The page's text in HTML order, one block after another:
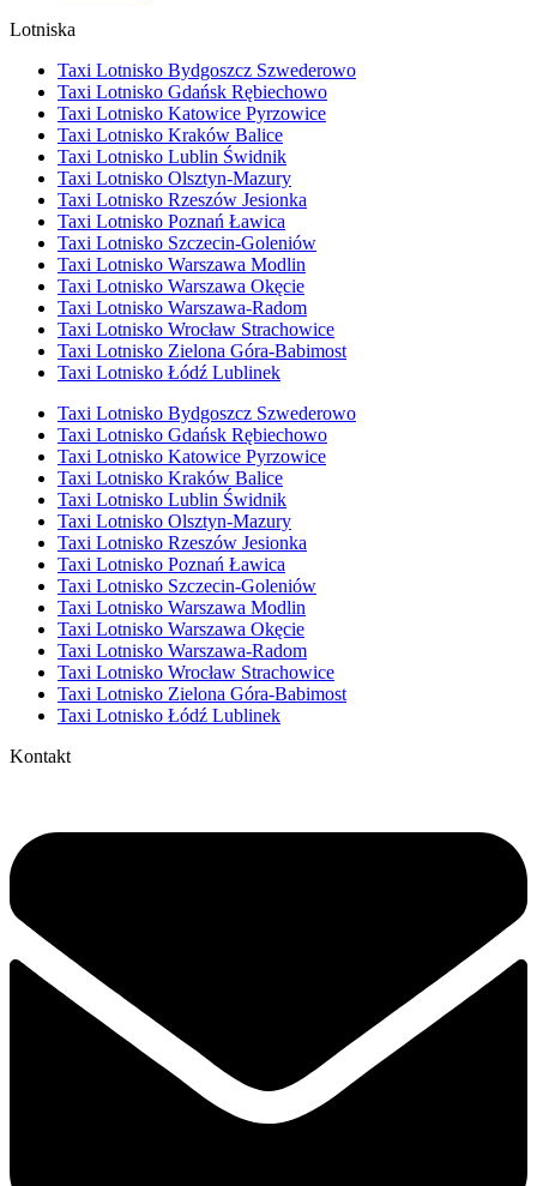
Lotniska
Taxi Lotnisko Bydgoszcz Szwederowo
Taxi Lotnisko Gdańsk Rębiechowo
Taxi Lotnisko Katowice Pyrzowice
Taxi Lotnisko Kraków Balice
Taxi Lotnisko Lublin Świdnik
Taxi Lotnisko Olsztyn-Mazury
Taxi Lotnisko Rzeszów Jesionka
Taxi Lotnisko Poznań Ławica
Taxi Lotnisko Szczecin-Goleniów
Taxi Lotnisko Warszawa Modlin
Taxi Lotnisko Warszawa Okęcie
Taxi Lotnisko Warszawa-Radom
Taxi Lotnisko Wrocław Strachowice
Taxi Lotnisko Zielona Góra-Babimost
Taxi Lotnisko Łódź Lublinek
Taxi Lotnisko Bydgoszcz Szwederowo
Taxi Lotnisko Gdańsk Rębiechowo
Taxi Lotnisko Katowice Pyrzowice
Taxi Lotnisko Kraków Balice
Taxi Lotnisko Lublin Świdnik
Taxi Lotnisko Olsztyn-Mazury
Taxi Lotnisko Rzeszów Jesionka
Taxi Lotnisko Poznań Ławica
Taxi Lotnisko Szczecin-Goleniów
Taxi Lotnisko Warszawa Modlin
Taxi Lotnisko Warszawa Okęcie
Taxi Lotnisko Warszawa-Radom
Taxi Lotnisko Wrocław Strachowice
Taxi Lotnisko Zielona Góra-Babimost
Taxi Lotnisko Łódź Lublinek
Kontakt